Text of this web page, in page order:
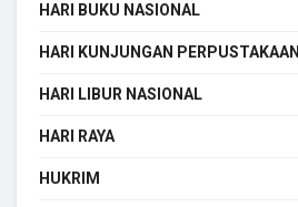
HARI BUKU NASIONAL
HARI KUNJUNGAN PERPUSTAKAAN
HARI LIBUR NASIONAL
HARI RAYA
HUKRIM